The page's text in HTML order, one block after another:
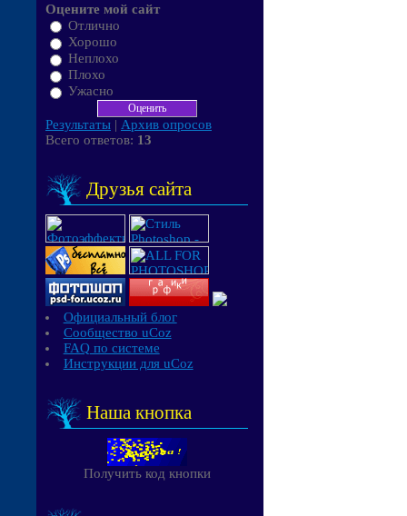
Оцените мой сайт
Отлично
Хорошо
Неплохо
Плохо
Ужасно
Результаты | Архив опросов
Всего ответов: 13
Друзья сайта
Официальный блог
Сообщество uCoz
FAQ по системе
Инструкции для uCoz
Наша кнопка
Получить код кнопки